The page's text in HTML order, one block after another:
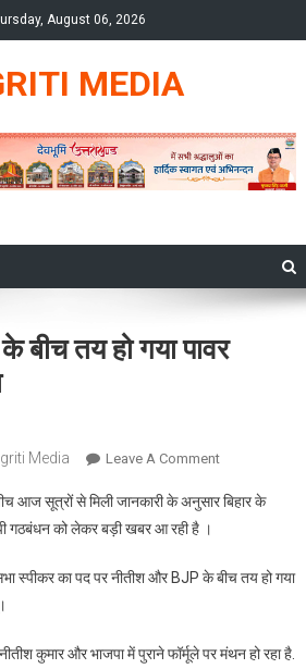
August 06, 2026
MEDIA
तय हो गया पावर
Media Leave A CommentOn
और
बीच
गया
आज सूत्रों से मिली जानकारी के अनुसार बिहार के
गठबंधन को लेकर बड़ी खबर आ रही है ।
स्पीकर का पद पर नीतीश और BJP के बीच तय हो गया
कुमार और भाजपा में पुराने फॉर्मूले पर मंथन हो रहा है.